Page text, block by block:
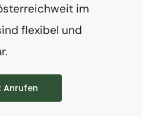
im
flexibel und
Anrufen